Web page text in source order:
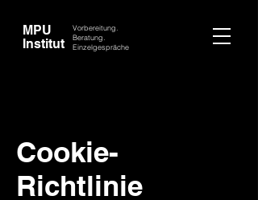
MPU
Institut
Vorbereitung.
Beratung.
Einzelgespräche
Cookie-
Richtlinie